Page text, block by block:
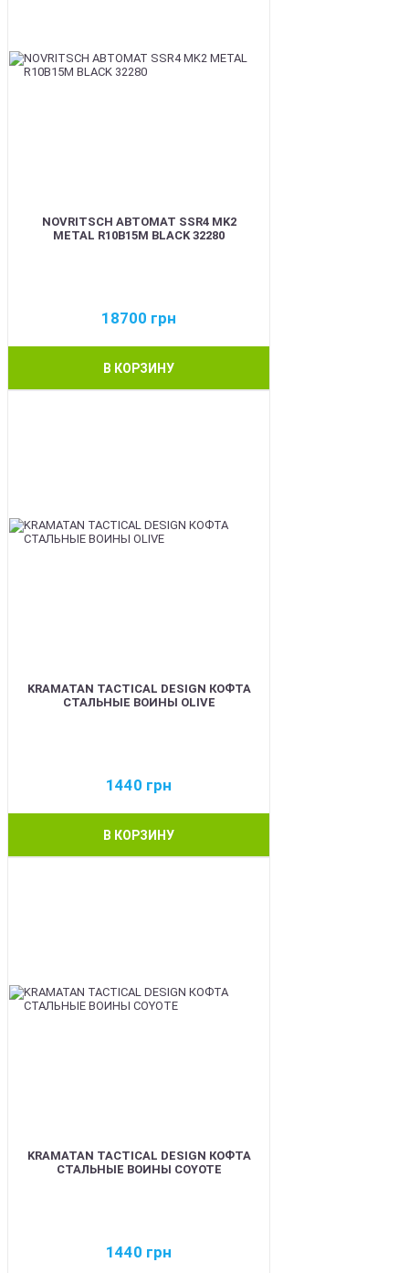
NOVRITSCH АВТОМАТ SSR4 MK2
METAL R10B15M BLACK 32280
18700 грн
В КОРЗИНУ
KRAMATAN TACTICAL DESIGN КОФТА
СТАЛЬНЫЕ ВОИНЫ OLIVE
1440 грн
В КОРЗИНУ
KRAMATAN TACTICAL DESIGN КОФТА
СТАЛЬНЫЕ ВОИНЫ COYOTE
1440 грн